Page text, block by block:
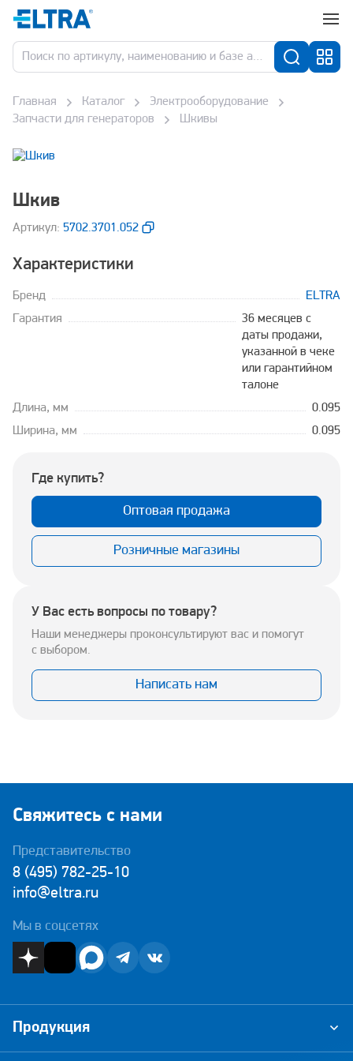
Главная Каталог
Электрооборудование
Запчасти для генераторов
Шкивы
Шкив
Aртикул: 5702.3701.052
Характеристики
Бренд
ELTRA
Гарантия
36 месяцев с
даты продажи,
указанной в чеке
или гарантийном
талоне
Длина, мм
0.095
Ширина, мм
0.095
Где купить?
Оптовая продажа
Розничные магазины
У Вас есть вопросы по товару?
Наши менеджеры проконсультируют вас и помогут
с выбором.
Написать нам
Свяжитесь с нами
Представительство
8 (495) 782-25-10
info@eltra.ru
Мы в соцсетях
Продукция